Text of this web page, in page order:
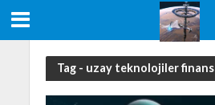
Tag - uzay teknolojiler finans